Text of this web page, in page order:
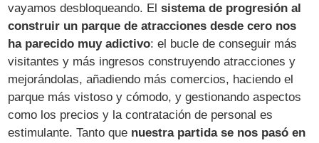
vayamos desbloqueando. Elsistema de progresión al
construir un parque de atracciones desde cero nos
ha parecido muy adictivo: el bucle de conseguir más
visitantes y más ingresos construyendo atracciones y
mejorándolas, añadiendo más comercios, haciendo el
parque más vistoso y cómodo, y gestionando aspectos
como los precios y la contratación de personal es
estimulante. Tanto que nuestra partida se nos pasó en